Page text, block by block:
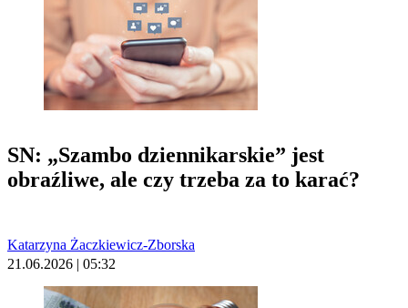
SN: „Szambo dziennikarskie” jest
obraźliwe, ale czy trzeba za to karać?
Katarzyna Żaczkiewicz-Zborska
21.06.2026 | 05:32